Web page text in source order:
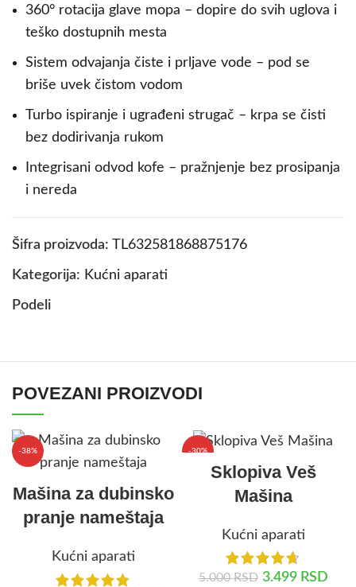
360° rotacija glave mopa – dopire do svih uglova i
teško dostupnih mesta
Sistem odvajanja čiste i prljave vode – pod se
briše uvek čistom vodom
Turbo ispiranje i ugrađeni strugač – krpa se čisti
bez dodirivanja rukom
Integrisani odvod kofe – pražnjenje bez prosipanja
i nereda
Šifra proizvoda: TL632581868875176
Kategorija: Kućni aparati
Podeli
POVEZANI PROIZVODI
-38%
Mašina za dubinsko
pranje nameštaja
Kućni aparati
-30%
Sklopiva Veš
Mašina
Kućni aparati
5.000RSD 3.499 RSD